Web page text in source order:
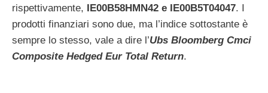
rispettivamente, IE00B58HMN42 e IE00B5T04047. I
prodotti finanziari sono due, ma l’indice sottostante è
sempre lo stesso, vale a dire l’Ubs Bloomberg Cmci
Composite Hedged Eur Total Return.